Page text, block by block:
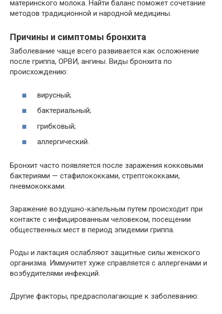
материнского молока. Найти баланс поможет сочетание
методов традиционной и народной медицины.
Причины и симптомы бронхита
Заболевание чаще всего развивается как осложнение
после гриппа, ОРВИ, ангины. Виды бронхита по
происхождению:
вирусный;
бактериальный;
грибковый;
аллергический.
Бронхит часто появляется после заражения кокковыми
бактериями — стафилококками, стрептококками,
пневмококками.
Заражение воздушно-капельным путем происходит при
контакте с инфицированным человеком, посещении
общественных мест в период эпидемии гриппа.
Роды и лактация ослабляют защитные силы женского
организма. Иммунитет хуже справляется с аллергенами и
возбудителями инфекций.
Другие факторы, предрасполагающие к заболеванию: